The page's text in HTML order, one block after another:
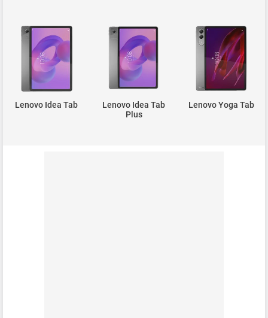
Lenovo Idea Tab
Lenovo Idea Tab
Plus
Lenovo Yoga Tab